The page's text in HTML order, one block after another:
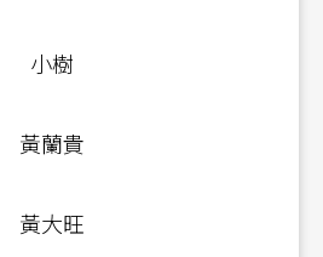
小樹
黃蘭貴
黃大旺